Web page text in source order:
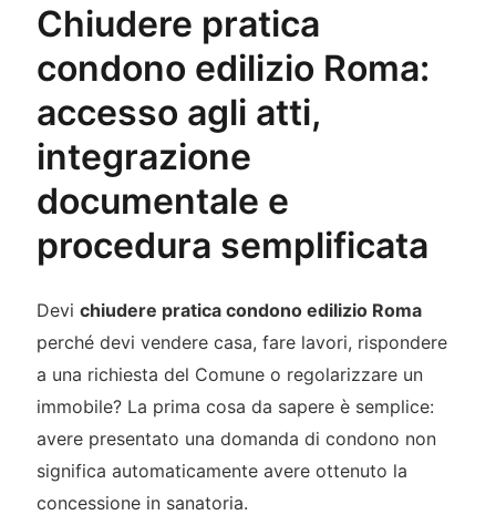
Chiudere pratica
condono edilizio Roma:
accesso agli atti,
integrazione
documentale e
procedura semplificata
Devi chiudere pratica condono edilizio Roma
perché devi vendere casa, fare lavori, rispondere
a una richiesta del Comune o regolarizzare un
immobile? La prima cosa da sapere è semplice:
avere presentato una domanda di condono non
significa automaticamente avere ottenuto la
concessione in sanatoria.